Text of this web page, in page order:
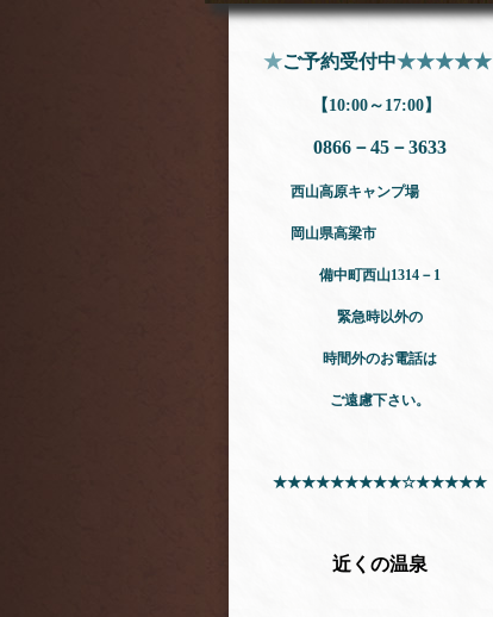
★ご予約受付中★★★★★
【10:00～17:00】
0866－45－3633
西山高原キャンプ場
岡山県高梁市
備中町西山1314－1
緊急時以外の
時間外のお電話は
ご遠慮下さい。
★★★★★★★★★☆★★★★★
近くの温泉